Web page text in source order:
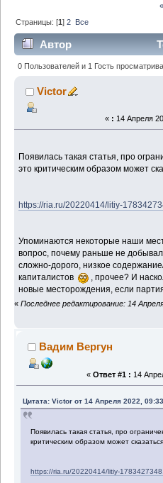
Страницы: [1]2 Все
Автор
(Прочитано 6753 раз)
0 Пользователей и 1 Гость
Victor
« : 14 Апреля
Появилась такая статья, про
это критическим образом может
https://ria.ru/20220414/litiy-
Упоминаются некоторые наши
вопрос, почему раньше не
сложно-дорого, низкое
капиталистов
, прочее? И
новые месторождения, если
« Последнее редактирование: 14
Вадим Вергун
« Ответ #1 : 14
Цитата: Victor от 14 Апреля 2022,
Появилась такая статья, про
критическим образом может
https://ria.ru/20220414/litiy-